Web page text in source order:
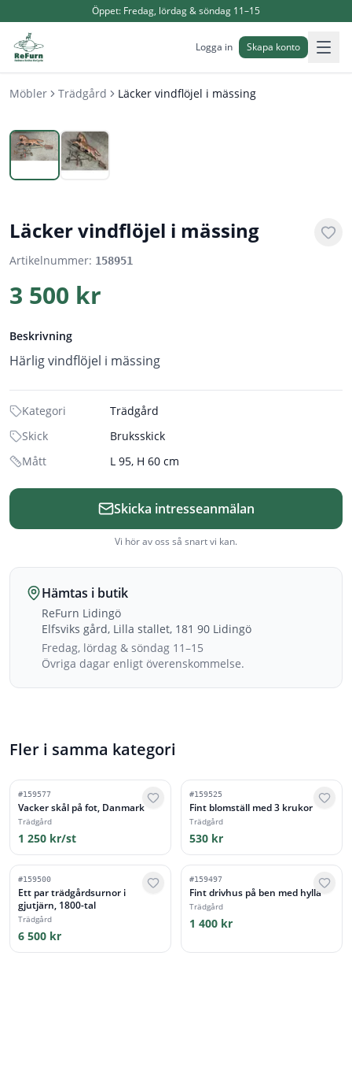
Öppet: Fredag, lördag & söndag 11–15
Logga in Skapa konto
Möbler Trädgård Läcker vindflöjel i mässing
Läcker vindflöjel i mässing
Artikelnummer: 158951
3 500 kr
Beskrivning
Härlig vindflöjel i mässing
Kategori
Trädgård
Skick
Bruksskick
Mått
L 95, H 60 cm
Skicka intresseanmälan
Vi hör av oss så snart vi kan.
Hämtas i butik
ReFurn Lidingö
Elfsviks gård, Lilla stallet, 181 90 Lidingö
Fredag, lördag & söndag 11–15
Övriga dagar enligt överenskommelse.
Fler i samma kategori
#159577
Vacker skål på fot, Danmark
Trädgård
1 250 kr/st
#159525
Fint blomställ med 3 krukor
Trädgård
530 kr
#159500
Ett par trädgårdsurnor i
gjutjärn, 1800-tal
Trädgård
6 500 kr
#159497
Fint drivhus på ben med hylla
Trädgård
1 400 kr